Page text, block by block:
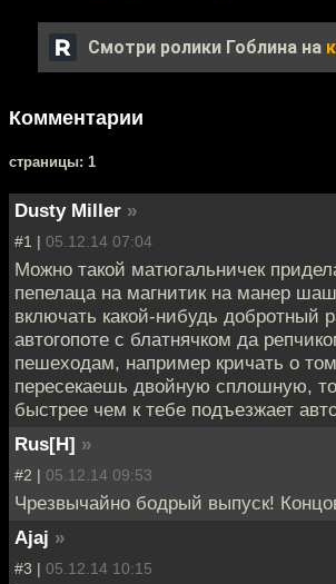
Смотри ролики Гоблина на
Комментарии
cтраницы: 1
Dusty Miller »
#1 | 05.12.14 07:04
Можно такой матюгальничек
пепелаца на магнитик на манер
включать какой-нибудь добротный
автогопоте с блатнячком да
пешеходам, например кричать о
пересекаешь двойную сплошную,
быстрее чем к тебе подъезжает
Rus[H] »
#2 | 05.12.14 09:53
Чрезвычайно бодрый выпуск!
Ajaj »
#3 | 05.12.14 10:15